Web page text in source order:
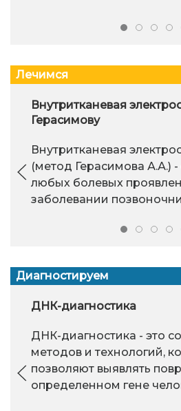
Лечимся
Внутритканевая
Герасимову
Внутритканевая
(метод Герасимова А.А.)
любых болевых
заболевании
Диагностируем
ДНК-диагностика
ДНК-диагностика - это
методов и технологий,
позволяют выявлять
определенном гене